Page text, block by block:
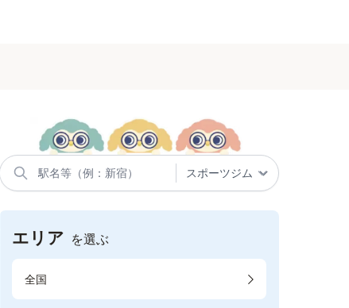
エリア を選ぶ
全国